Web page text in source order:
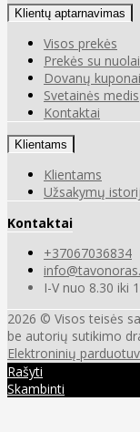
Klientų aptarnavimas
Visos prekės
Prekės su
Dovanų kuponai
Svetainės medis
Kontaktai
Klientams
Klientams
Užsakymų
Kontaktai
+37067036834
I-V nuo 8.30 iki
2026 © Visos teisės
be autorių sutikimo
Elektroninių
Rašyti
Skambinti